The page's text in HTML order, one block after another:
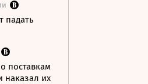
падать
поставкам
наказал их